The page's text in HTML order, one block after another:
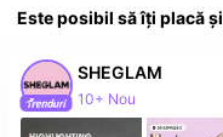
Este posibil să îți placă și
SHEGLAM
10+ Nou